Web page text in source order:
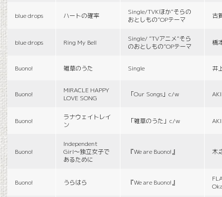
blue drops ハートの確率
Single/TVKほか“そらの
おとしもの”OPテーマ
古
blue drops Ring My Bell
Single/ “TVアニメ“そら
のおとしもの”OPテーマ
橋
Buono! 雑草のうた Single 井
Buono!
MIRACLE HAPPY
LOVE SONG
「Our Songs」c/w
Buono!
ラナウェイトレイ
ン
「雑草のうた」c/w
Buono!
Independent
Girl〜独立女子で
あるために
『We are Buono!』 木
Buono! うらはら 『We are Buono!』